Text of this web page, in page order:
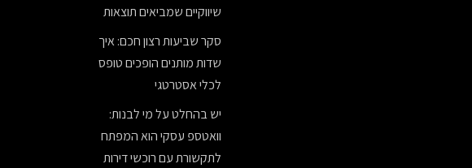
שיווקיים שמביאים תוצאות
סקר שביעות רצון חכם: איך
שדות מותנים הופכים טופס
לכלי אסטרטגי
יש בהחלט על מי לבנות:
וואטספ עסקי הוא המפתח
לתקשורת עם רוכשי דירות